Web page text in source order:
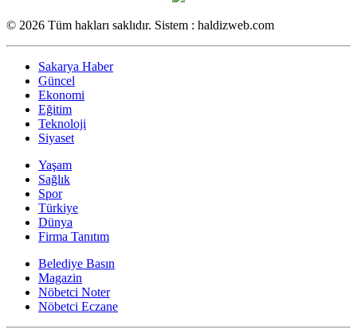
© 2026 Tüm hakları saklıdır. Sistem : haldizweb.com
Sakarya Haber
Güncel
Ekonomi
Eğitim
Teknoloji
Siyaset
Yaşam
Sağlık
Spor
Türkiye
Dünya
Firma Tanıtım
Belediye Basın
Magazin
Nöbetci Noter
Nöbetci Eczane